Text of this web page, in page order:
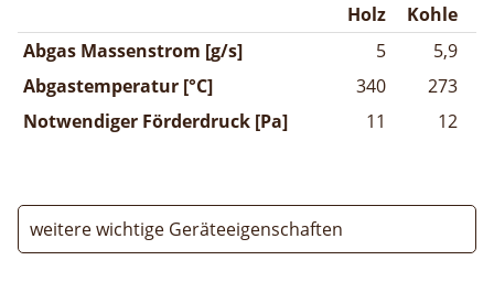
Holz
Kohle
Abgas Massenstrom [g/s]
5
5,9
Abgastemperatur [°C]
340
273
Notwendiger Förderdruck [Pa]
11 12
weitere wichtige Geräteeigenschaften